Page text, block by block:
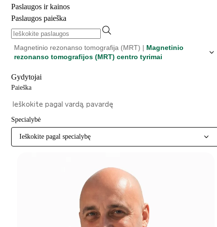
Paslaugos ir kainos
Paslaugos paieška
Magnetinio rezonanso tomografija (MRT) | Magnetinio
rezonanso tomografijos (MRT) centro tyrimai
Gydytojai
Paieška
Specialybė
Ieškokite pagal specialybę